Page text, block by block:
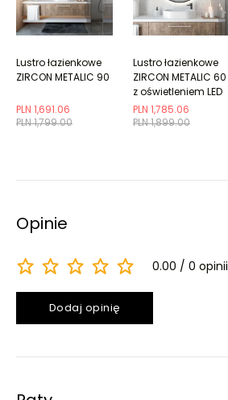
PLN 1,799.00
PLN 1,691.06
Lustro łazienkowe
ZIRCON METALIC 90
PLN 1,899.00
PLN 1,785.06
Lustro łazienkowe
ZIRCON METALIC 60
z oświetleniem LED
Opinie
0.00 0 opinii
Dodaj opinię